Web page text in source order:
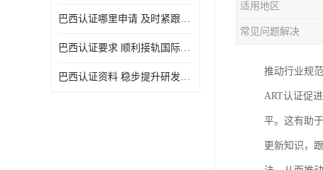
巴西认证哪里申请 及时紧跟法规变化
巴西认证要求 顺利接轨国际规范
巴西认证资料 稳步提升研发能力
适用地区
常见问题解决
推动行业规
ART认证促
平。这有助
更新知识，